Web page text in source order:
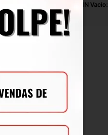
Motivo De GTIN Vacío: